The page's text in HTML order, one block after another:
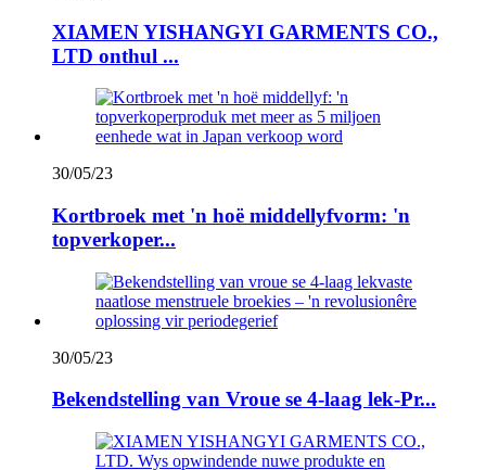
XIAMEN YISHANGYI GARMENTS CO.,
LTD onthul ...
30/05/23
Kortbroek met 'n hoë middellyfvorm: 'n
topverkoper...
30/05/23
Bekendstelling van Vroue se 4-laag lek-Pr...